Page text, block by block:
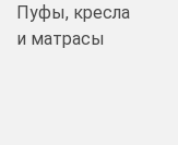
Пуфы, кресла
и матрасы